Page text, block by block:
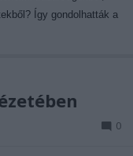
Így gondolhatták a
0